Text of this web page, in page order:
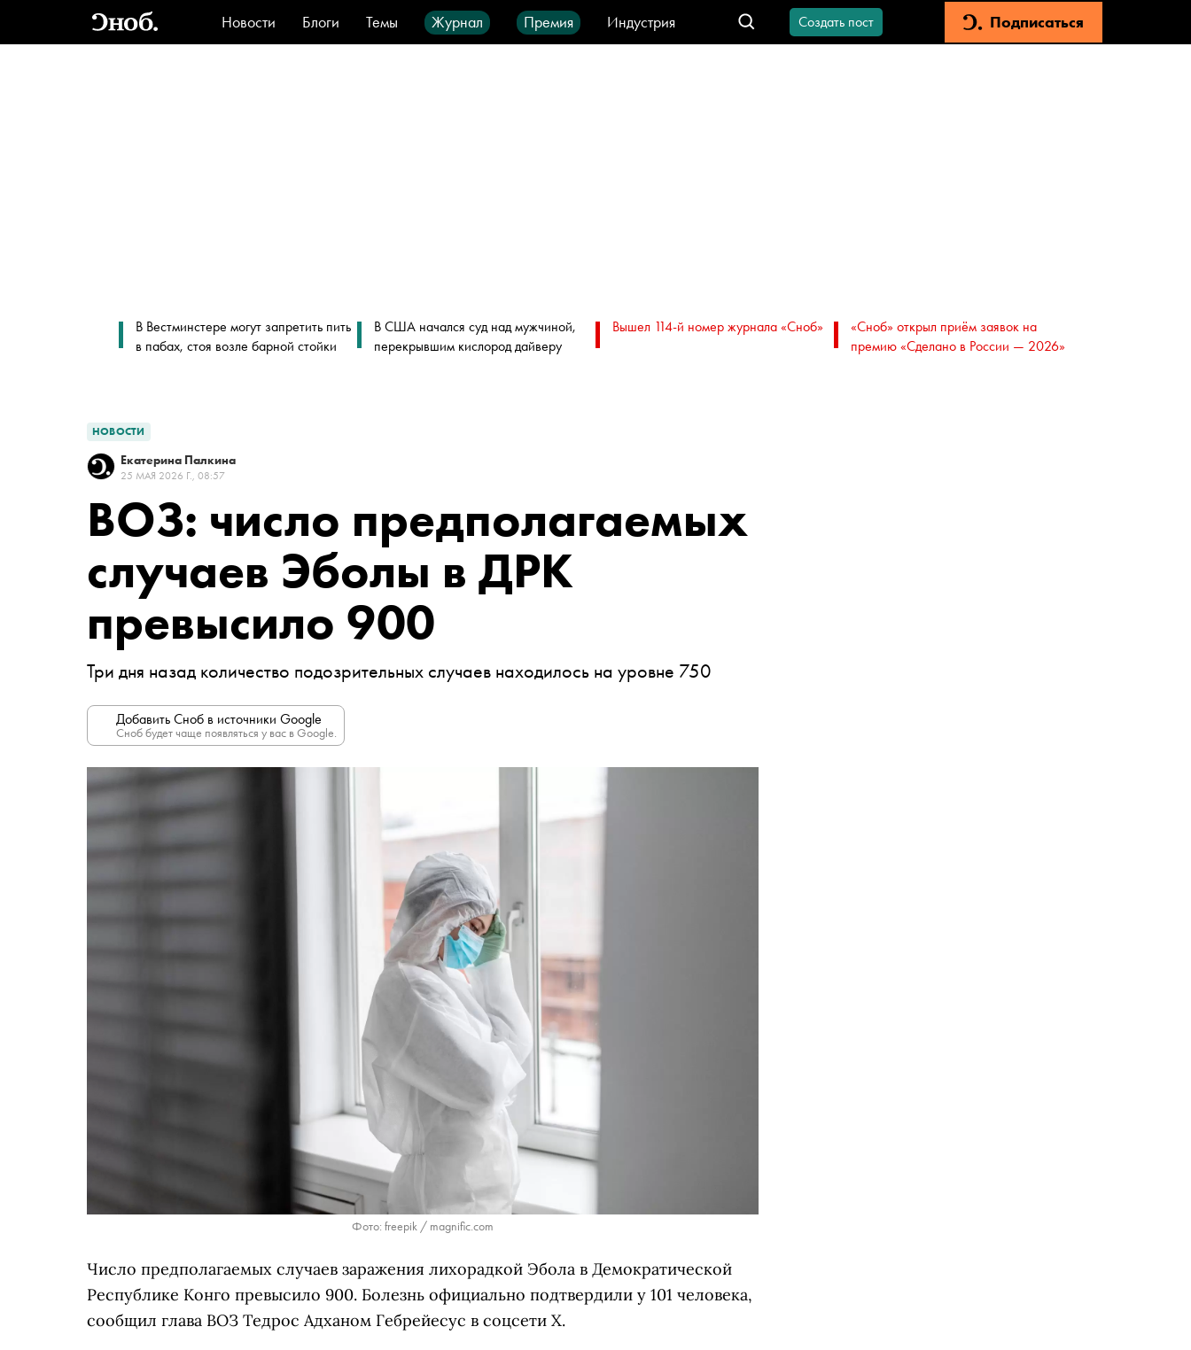
Новости Блоги Темы Журнал Премия
Индустрия
Стиль
Видео Город IT-продукты
Создать пост Подписаться
В Вестминстере могут запретить пить
в пабах, стоя возле барной стойки
В США начался суд над мужчиной,
перекрывшим кислород дайверу
Вышел 114-й номер журнала «Сноб»
«Сноб» открыл приём заявок на
премию «Сделано в России — 2026»
НОВОСТИ
Екатерина Палкина
25 МАЯ 2026 Г., 08:57
ВОЗ: число предполагаемых
случаев Эболы в ДРК
превысило 900
Три дня назад количество подозрительных случаев находилось на уровне 750
Добавить Сноб в источники Google
Сноб будет чаще появляться у вас в Google.
Фото: freepik / magnific.com
Число предполагаемых случаев заражения лихорадкой Эбола в Демократической
Республике Конго превысило 900. Болезнь официально подтвердили у 101 человека,
сообщил глава ВОЗ Тедрос Адханом Гебрейесус в соцсети X.